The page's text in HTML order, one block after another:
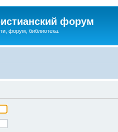
форум
форум, библиотека.